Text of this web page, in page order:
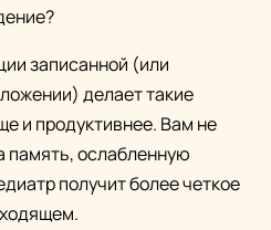
записанной (или
делает такие
и продуктивнее. Вам не
память, ослабленную
получит более четкое